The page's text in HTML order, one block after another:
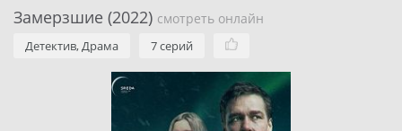
Замерзшие (2022) смотреть онлайн
Детектив, Драма 7 серий